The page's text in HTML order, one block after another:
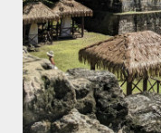
03 04 05